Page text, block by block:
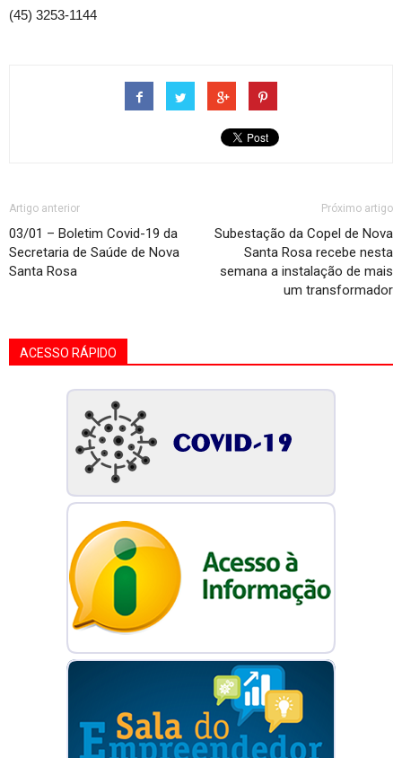
(45) 3253-1144
Artigo anterior
03/01 – Boletim Covid-19 da
Secretaria de Saúde de Nova
Santa Rosa
Próximo artigo
Subestação da Copel de Nova
Santa Rosa recebe nesta
semana a instalação de mais
um transformador
ACESSO RÁPIDO